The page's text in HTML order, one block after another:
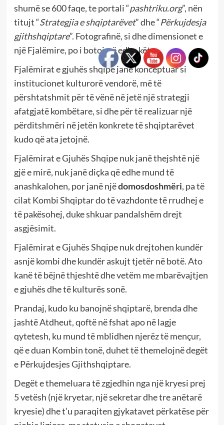
shumë se 600 faqe, te portali “pashtriku.org”, nën
titujt “Strategjia e shqiptarëvet” dhe “Përkujdesja
gjithshqiptare”. Fotografinë, si dhe dimensionet e
një Fjalëmire, po i botojmë edhe këtu.
Fjalëmirat e gjuhës shqipe janë konceptuar si
institucionet kulturorë vendorë, më të
përshtatshmit për të vënë në jetë një strategji
afatgjatë kombëtare, si dhe për të realizuar një
përditshmëri në jetën konkrete të shqiptarëvet
kudo që ata jetojnë.
Fjalëmirat e Gjuhës Shqipe nuk janë thejshtë një
gjë e mirë, nuk janë diçka që edhe mund të
anashkalohen, por janë njëdomosdoshmëri, pa të
cilat Kombi Shqiptar do të vazhdonte të rrudhej e
të pakësohej, duke shkuar pandalshëm drejt
asgjësimit.
Fjalëmirat e Gjuhës Shqipe nuk drejtohen kundër
asnjë kombi dhe kundër askujt tjetër në botë. Ato
kanë të bëjnë thjeshtë dhe vetëm me mbarëvajtjen
e gjuhës dhe të kulturës sonë.
Prandaj, kudo ku banojnë shqiptarë, brenda dhe
jashtë Atdheut, qoftë në fshat apo në lagje
qytetesh, ku mund të mblidhen njerëz të mençur,
që e duan Kombin tonë, duhet të themelojnë degët
e Përkujdesjes Gjithshqiptare.
Degët e themeluara të zgjedhin nga një kryesi prej
5 vetësh (një kryetar, një sekretar dhe tre anëtarë
kryesie) dhe t’u paraqiten gjykatavet përkatëse për